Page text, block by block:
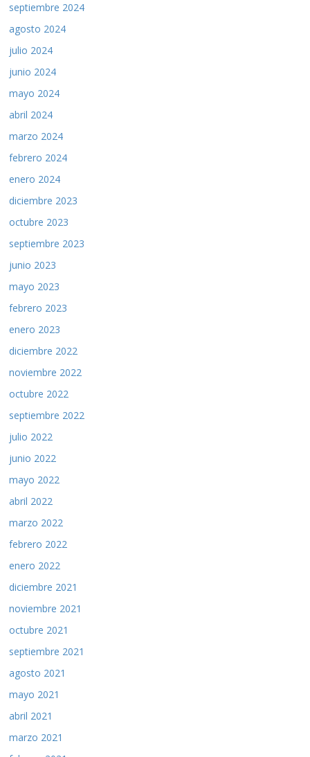
septiembre 2024
agosto 2024
julio 2024
junio 2024
mayo 2024
abril 2024
marzo 2024
febrero 2024
enero 2024
diciembre 2023
octubre 2023
septiembre 2023
junio 2023
mayo 2023
febrero 2023
enero 2023
diciembre 2022
noviembre 2022
octubre 2022
septiembre 2022
julio 2022
junio 2022
mayo 2022
abril 2022
marzo 2022
febrero 2022
enero 2022
diciembre 2021
noviembre 2021
octubre 2021
septiembre 2021
agosto 2021
mayo 2021
abril 2021
marzo 2021